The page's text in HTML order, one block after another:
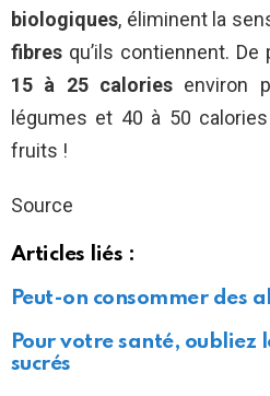
biologiques, éliminent la
fibres qu’ils contiennent.
15 à 25 calories environ
légumes et 40 à 50
fruits !
Source
Articles liés :
Peut-on consommer des
Pour votre santé, oubliez
sucrés